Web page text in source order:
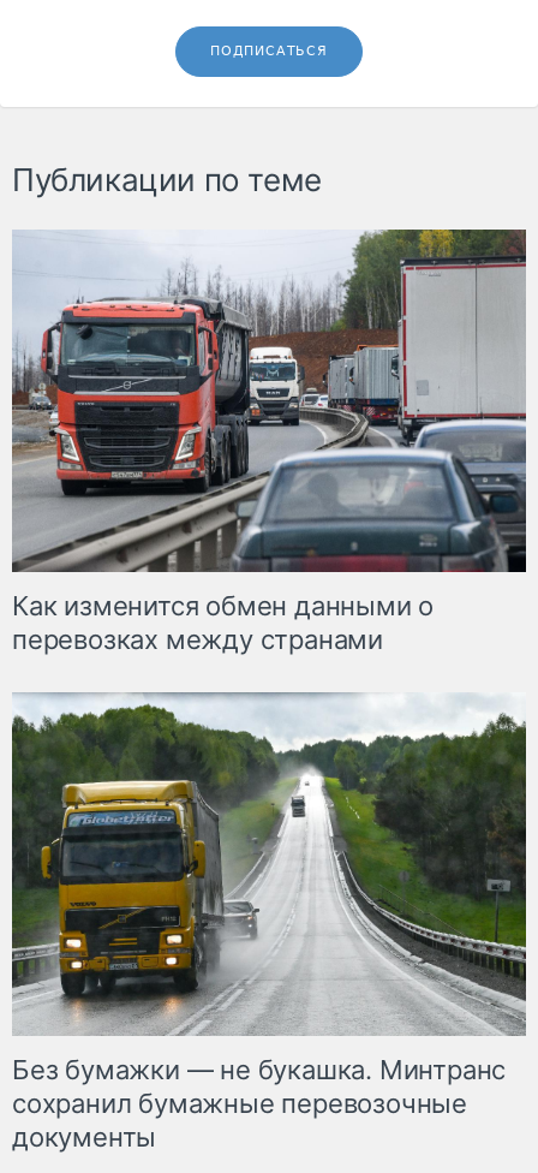
ПОДПИСАТЬСЯ
Публикации по теме
Как изменится обмен данными о
перевозках между странами
Без бумажки — не букашка. Минтранс
сохранил бумажные перевозочные
документы